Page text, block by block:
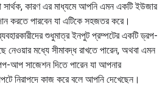
সার্থক, কারণ এর মাধ্যমে আপনি এমন একটি ইউজার
করতে পারবেন যা এটিকে সহজতর করে।
শুধুমাত্র ইনপুট প্রম্পটের একটি ড্রপ-
নেওয়ার মধ্যে সীমাবদ্ধ রাখতে পারেন, অথবা এমন
আপ সাজেশন দিতে পারেন যা আপনার
নিরাপদে কাজ করে বলে আপনি দেখেছেন।